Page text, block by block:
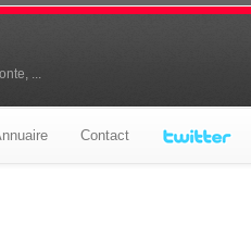
...
Contact